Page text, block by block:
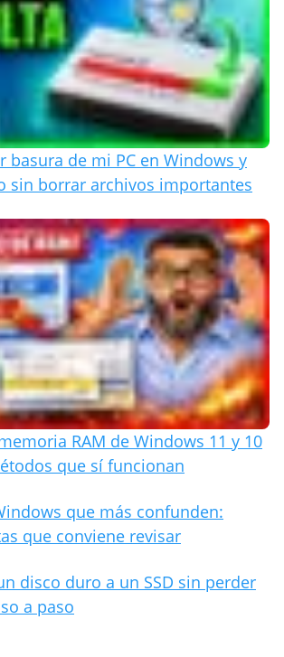
basura de mi PC en Windows y
sin borrar archivos importantes
RAM de Windows 11 y 10
que sí funcionan
que más confunden:
que conviene revisar
disco duro a un SSD sin perder
a paso